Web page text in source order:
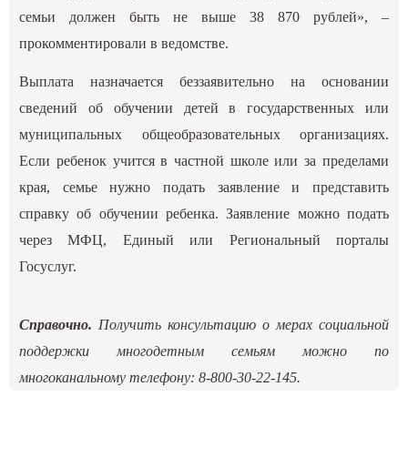
семьи должен быть не выше 38 870 рублей», –
прокомментировали в ведомстве.
Выплата назначается беззаявительно на основании
сведений об обучении детей в государственных или
муниципальных общеобразовательных организациях.
Если ребенок учится в частной школе или за пределами
края, семье нужно подать заявление и представить
справку об обучении ребенка. Заявление можно подать
через МФЦ, Единый или Региональный порталы
Госуслуг.
Справочно. Получить консультацию о мерах социальной
поддержки многодетным семьям можно по
многоканальному телефону: 8-800-30-22-145.